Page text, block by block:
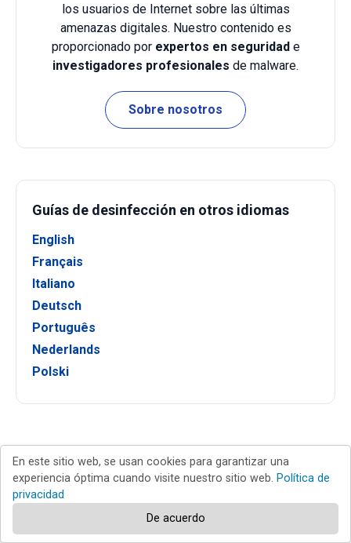
los usuarios de Internet sobre las últimas
amenazas digitales. Nuestro contenido es
proporcionado por expertos en seguridade
investigadores profesionales de malware.
Sobre nosotros
Guías de desinfección en otros idiomas
English
Français
Italiano
Deutsch
Português
Nederlands
Polski
Nuevas guías para la eliminación de virus
CRIMSON Ransomware
macOS.Gaslight Backdoor (Mac)
En este sitio web, se usan cookies para garantizar una
experiencia óptima cuando visite nuestro sitio web. Política de
privacidad
De acuerdo